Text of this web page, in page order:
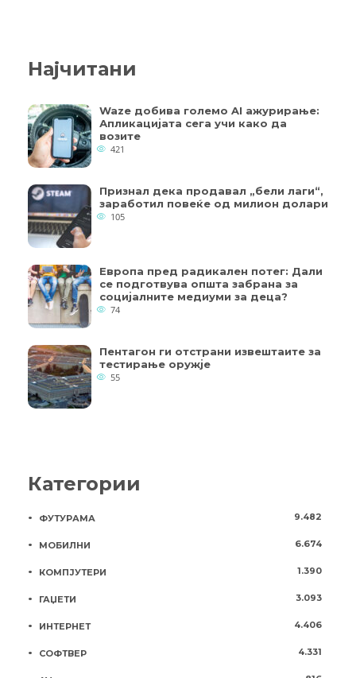
Најчитани
Waze добива големо AI ажурирање:
Апликацијата сега учи како да
возите
421
Признал дека продавал „бели лаги“,
заработил повеќе од милион долари
105
Европа пред радикален потег: Дали
се подготвува општа забрана за
социјалните медиуми за деца?
74
Пентагон ги отстрани извештаите за
тестирање оружје
55
Категории
ФУТУРАМА 9.482
МОБИЛНИ 6.674
КОМПЈУТЕРИ 1.390
ГАЏЕТИ 3.093
ИНТЕРНЕТ 4.406
СОФТВЕР 4.331